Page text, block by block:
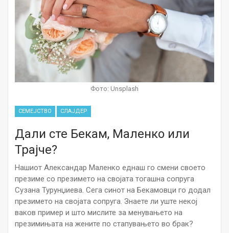
Фото: Unsplash
СЕМЕЈСТВО СЛАЈДЕР
Дали сте Бекам, Маленко или
Трајче?
Нашиот Александар Маленко еднаш го смени своето
презиме со презимето на својата тогашна сопруга
Сузана Турунџиева. Сега синот на Бекамовци го додал
презимето на својата сопруга. Знаете ли уште некој
ваков пример и што мислите за менувањето на
презимињата на жените по стапувањето во брак?